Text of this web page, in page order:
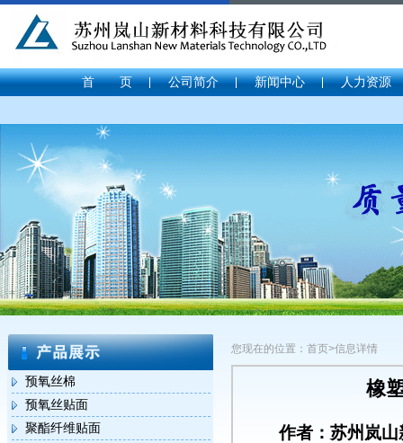
首 页 公司简介 新闻中心 人力资源
预氧丝棉
预氧丝贴面
聚酯纤维贴面
您现在的位置：首页>信息详情
橡
作者：苏州岚